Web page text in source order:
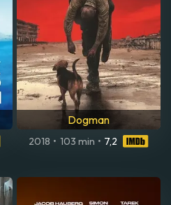
Dogman
2018 • 103 min • 7,2